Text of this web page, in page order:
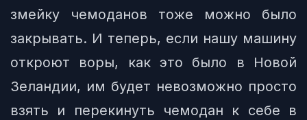
змейку чемоданов тоже можно было
закрывать. И теперь, если нашу машину
откроют воры, как это было в Новой
Зеландии, им будет невозможно просто
взять и перекинуть чемодан к себе в